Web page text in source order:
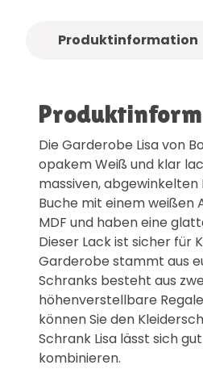
Produktinformation
Die Garderobe Lisa von
opakem Weiß und klar
massiven,
Buche mit einem weißen
MDF und haben eine
Dieser Lack ist sicher für
Garderobe stammt aus
Schranks besteht aus
höhenverstellbare
können Sie den
Schrank Lisa lässt sich
kombinieren.